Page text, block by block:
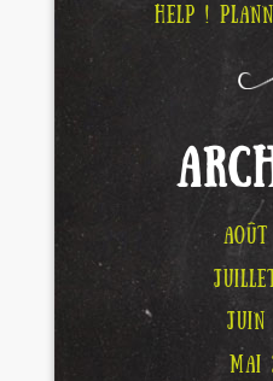
HELP !
MAI